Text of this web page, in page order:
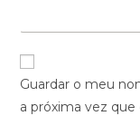
Guardar o meu
a próxima vez